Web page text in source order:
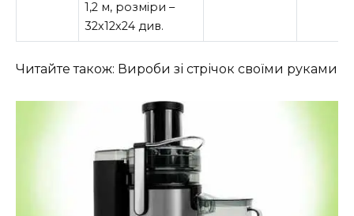
1,2 м, розміри –
32х12х24 див.
Читайте також: Вироби зі стрічок своїми руками